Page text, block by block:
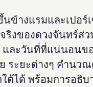
ข้างแรมและเปอ
งของดวงจันทร์ส่
ละวันที่ที่แน่นอนข
ระยะต่างๆ คำนว
ต้ได้ พร้อมการอธิ